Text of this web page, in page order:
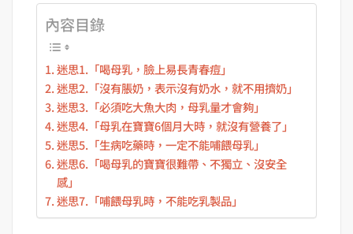
內容目錄
迷思1.「喝母乳，臉上易長青春痘」
迷思2.「沒有脹奶，表示沒有奶水，就不用擠奶」
迷思3.「必須吃大魚大肉，母乳量才會夠」
迷思4.「母乳在寶寶6個月大時，就沒有營養了」
迷思5.「生病吃藥時，一定不能哺餵母乳」
迷思6.「喝母乳的寶寶很難帶、不獨立、沒安全
感」
迷思7.「哺餵母乳時，不能吃乳製品」